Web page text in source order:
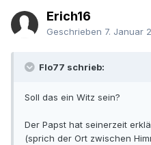
Erich16
Geschrieben 7. Januar
Flo77 schrieb:
Soll das ein Witz sein?
Der Papst hat seinerzeit
(sprich der Ort zwischen